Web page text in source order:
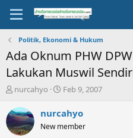
Politik, Ekonomi & Hukum
Ada Oknum PHW
Lakukan Muswil
T
r
e
a
nurcahyo
S
a
t
Feb 9, 2007
nurcahyo
New member